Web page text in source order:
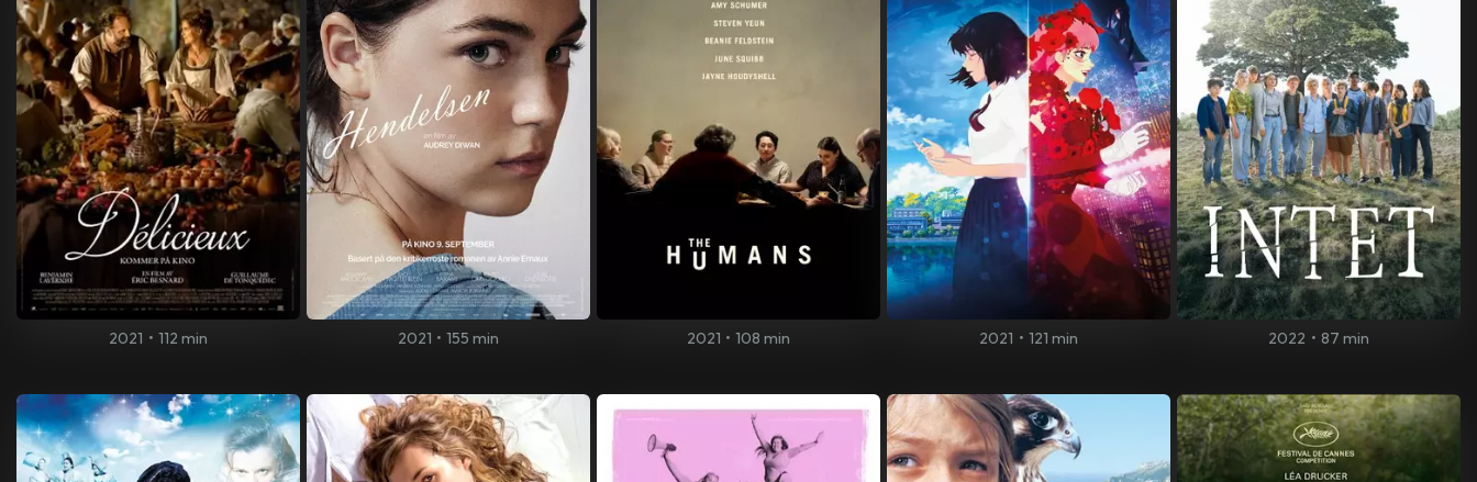
2021 • 112 min 2021 • 155 min 2021 • 108 min 2021 • 121 min 2022 • 87 min